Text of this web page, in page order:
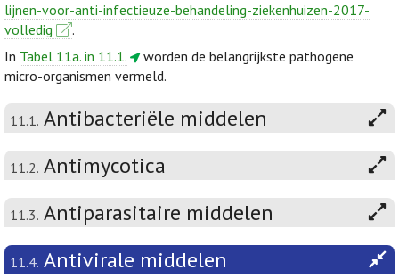
lijnen-voor-anti-infectieuze-behandeling-ziekenhuizen-2017-
volledig
.
In Tabel 11a. in 11.1.
worden de belangrijkste pathogene
micro-organismen vermeld.
11.1. Antibacteriële middelen
11.2. Antimycotica
11.3. Antiparasitaire middelen
11.4. Antivirale middelen